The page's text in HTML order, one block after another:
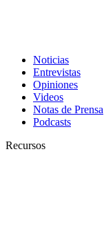
Noticias
Entrevistas
Opiniones
Videos
Notas de Prensa
Podcasts
Recursos